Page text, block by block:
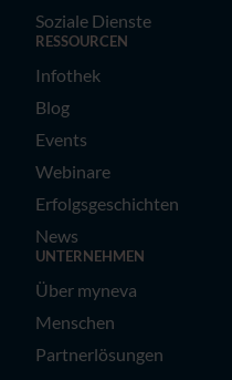
Soziale Dienste
RESSOURCEN
Infothek
Blog
Events
Webinare
Erfolgsgeschichten
News
UNTERNEHMEN
Über myneva
Menschen
Partnerlösungen